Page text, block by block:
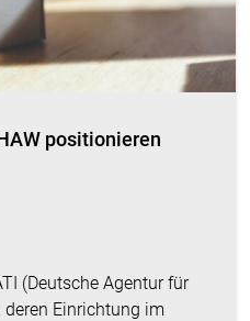
positionieren
(Deutsche Agentur für
Einrichtung im